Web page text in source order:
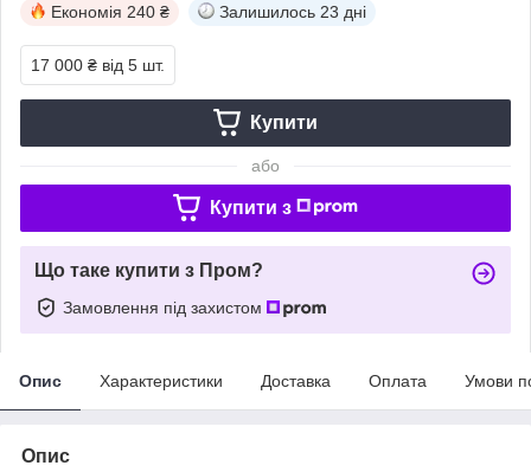
Економія 240 ₴ Залишилось 23 дні
17 000 ₴ від 5 шт.
Купити
або
Купити з
Що таке купити з Пром?
Замовлення під захистом
Опис Характеристики Доставка Оплата Умови
Опис